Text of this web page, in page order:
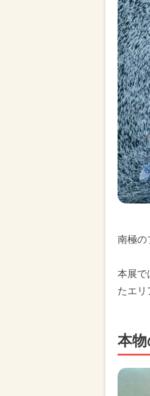
南極の
本展で
たエリ
本